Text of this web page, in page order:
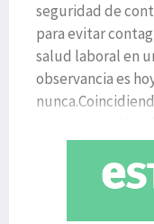
seguridad de
para evitar
salud laboral en
observancia es